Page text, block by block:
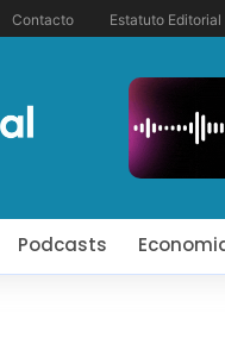
Contacto Estatuto Editorial
Podcasts